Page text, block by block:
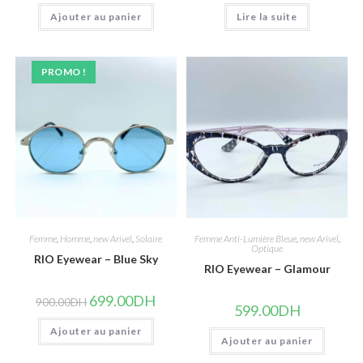
initial
était :
850.00DH.
Ajouter au panier
initial
était :
650.00DH.
Lire la suite
PROMO !
Femme, Homme,new Arivel, Solaire
RIO Eyewear – Blue Sky
900.00DH Le
prix
initial
était :
900.00DH.
699.00DH
Ajouter au panier
Femme Anti-Lumière Bleue,new Arivel,
Optique
RIO Eyewear – Glamour
599.00DH
Ajouter au panier